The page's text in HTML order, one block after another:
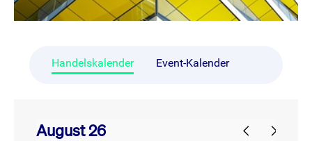
Handelskalender Event-Kalender
August 26